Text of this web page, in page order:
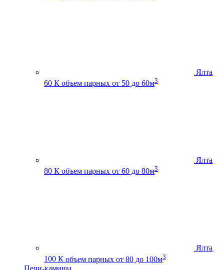
Ялта
60 К объем парных от 50 до 60м3
Ялта
80 К объем парных от 60 до 80м3
Ялта
100 К объем парных от 80 до 100м3
Печи-камины